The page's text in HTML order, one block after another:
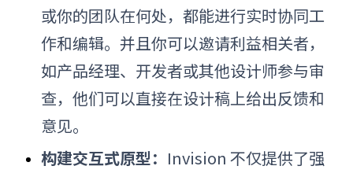
或你的团队在何处，都能进行实时协同工
作和编辑。并且你可以邀请利益相关者，
如产品经理、开发者或其他设计师参与审
查，他们可以直接在设计稿上给出反馈和
意见。
构建交互式原型： Invision 不仅提供了强